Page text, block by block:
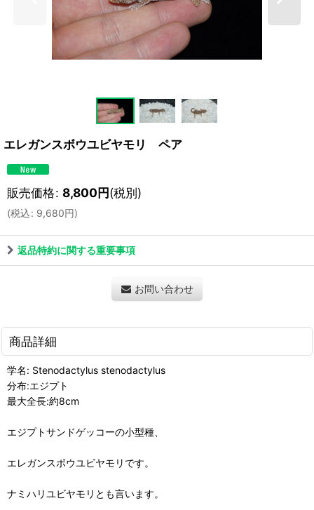
エレガンスボウユビヤモリ ペア
販売価格: 8,800円(税別)
(税込: 9,680円)
返品特約に関する重要事項
お問い合わせ
商品詳細
学名: Stenodactylus stenodactylus
分布:エジプト
最大全長:約8cm
エジプトサンドゲッコーの小型種、
エレガンスボウユビヤモリです。
ナミハリユビヤモリとも言います。